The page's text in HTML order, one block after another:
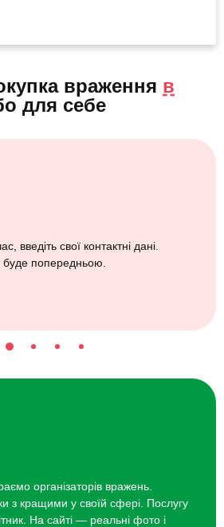
враження в
для себе
введіть свої контактні дані.
попередньою.
організаторів вражень.
з кращими у своїй сфері. Послугу
На сайті — реальні фото і